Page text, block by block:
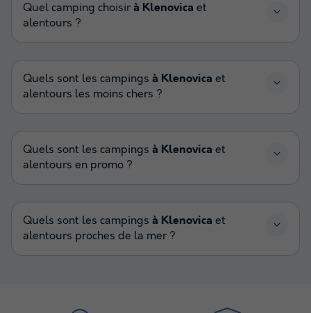
Quel camping choisirà Klenovica et
alentours ?
Quels sont les campings à Klenovica et
alentours les moins chers ?
Quels sont les campings à Klenovica et
alentours en promo ?
Quels sont les campings à Klenovica et
alentours proches de la mer ?